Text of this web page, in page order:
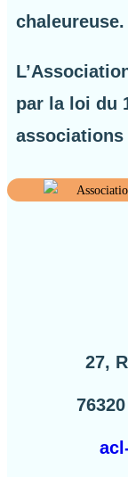
chaleureuse.
par la loi du
27,